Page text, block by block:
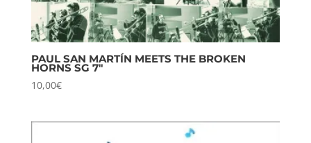
PAUL SAN MARTÍN MEETS THE BROKEN
HORNS SG 7″
10,00€